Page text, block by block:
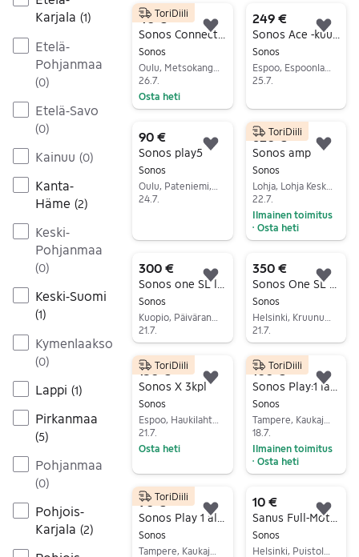
Karjala (1)
Etelä-
Pohjanmaa
(0)
Etelä-Savo
(0)
Kainuu (0)
Kanta-
Häme (2)
Keski-
Pohjanmaa
(0)
Keski-Suomi
(1)
Kymenlaakso
(0)
Lappi (1)
Pirkanmaa
(5)
Pohjanmaa
(0)
Pohjois-
Karjala (2)
40 €
Sonos
26.7.
Osta heti
ToriDiili
Lisää suosikiksi.
249 €
Sonos
Espoo, Espoonlahti, Uusimaa
25.7.
90 €
Sonos play5
Sonos
24.7.
Lisää suosikiksi.
620 €
Sonos amp
Sonos
Lohja, Lohja Keskus, Uusimaa
22.7.
Ilmainen toimitus
• Osta heti
ToriDiili
300 €
Sonos
21.7.
Lisää suosikiksi.
350 €
Sonos
21.7.
150 €
Sonos X 3kpl
Sonos
21.7.
Osta heti
ToriDiili
Lisää suosikiksi.
Siirry ilmoitukseen
100 €
Sonos
18.7.
Ilmainen toimitus
• Osta heti
ToriDiili
90 €
Sonos
ToriDiili
Lisää suosikiksi.
10 €
Sonos